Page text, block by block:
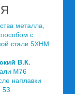
металла,
с
стали 5ХНМ
В.К.
М76
наплавки
53